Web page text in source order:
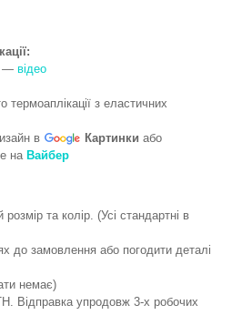
— відео
термоаплікації з еластичних
в
Картинки або
на Вайбер
та колір. (Усі стандартні в
до замовлення або погодити деталі
немає)
Відправка упродовж 3-х робочих